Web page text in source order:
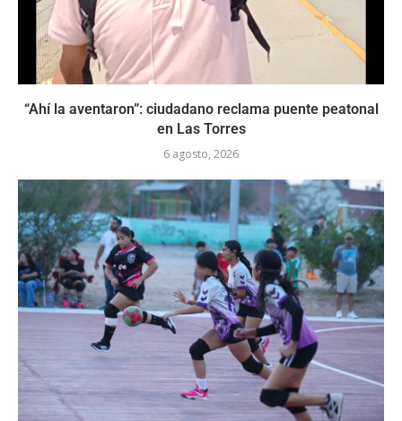
“Ahí la aventaron”: ciudadano reclama puente peatonal
en Las Torres
6 agosto, 2026